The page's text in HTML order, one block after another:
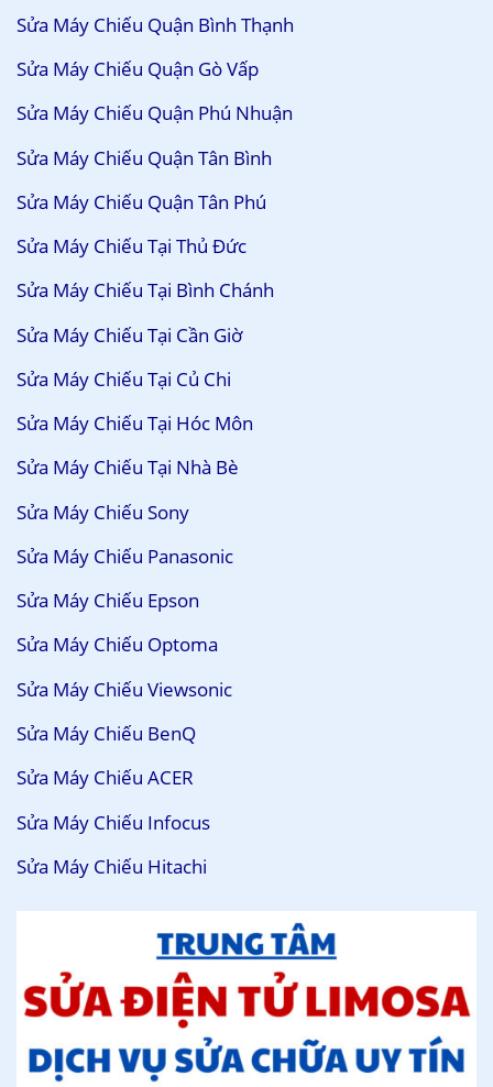
Sửa Máy Chiếu Quận Bình Thạnh
Sửa Máy Chiếu Quận Gò Vấp
Sửa Máy Chiếu Quận Phú Nhuận
Sửa Máy Chiếu Quận Tân Bình
Sửa Máy Chiếu Quận Tân Phú
Sửa Máy Chiếu Tại Thủ Đức
Sửa Máy Chiếu Tại Bình Chánh
Sửa Máy Chiếu Tại Cần Giờ
Sửa Máy Chiếu Tại Củ Chi
Sửa Máy Chiếu Tại Hóc Môn
Sửa Máy Chiếu Tại Nhà Bè
Sửa Máy Chiếu Sony
Sửa Máy Chiếu Panasonic
Sửa Máy Chiếu Epson
Sửa Máy Chiếu Optoma
Sửa Máy Chiếu Viewsonic
Sửa Máy Chiếu BenQ
Sửa Máy Chiếu ACER
Sửa Máy Chiếu Infocus
Sửa Máy Chiếu Hitachi